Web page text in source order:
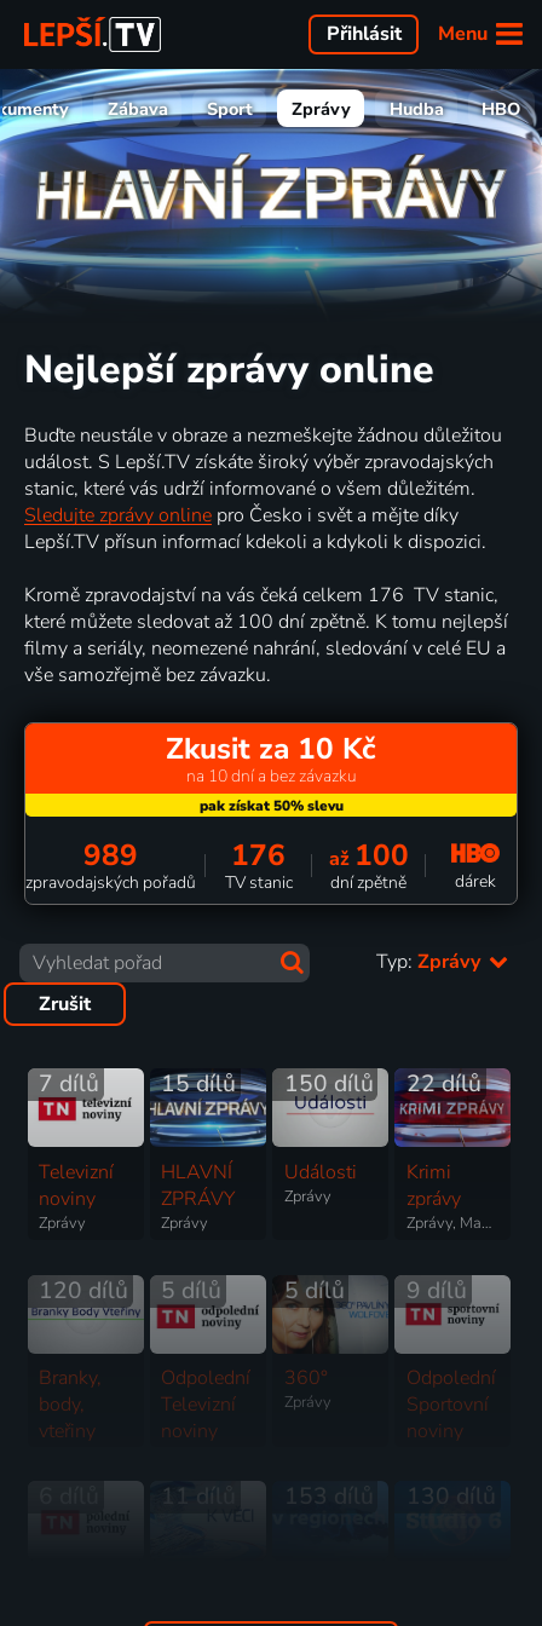
Menu
Přihlásit
Zábava Sport Zprávy Hudba HBO
Nejlepší zprávy online
Buďte neustále v obraze a nezmeškejte žádnou důležitou
událost. S Lepší.TV získáte široký výběr zpravodajských
stanic, které vás udrží informované o všem důležitém.
Sledujte zprávy online pro Česko i svět a mějte díky
Lepší.TV přísun informací kdekoli a kdykoli k dispozici.
Kromě zpravodajství na vás čeká celkem 176 TV stanic,
které můžete sledovat až 100 dní zpětně. K tomu nejlepší
filmy a seriály, neomezené nahrání, sledování v celé EU a
vše samozřejmě bez závazku.
Zkusit za 10 Kč
na 10 dní a bez závazku
989
zpravodajských pořadů
176
TV stanic
až 100
dní zpětně dárek
Typ: Zprávy
Zrušit
7 dílů
Televizní
noviny
Zprávy
15 dílů
HLAVNÍ
ZPRÁVY
Zprávy
150 dílů
Události
Zprávy
22 dílů
Krimi
zprávy
Zprávy, Magazín
120 dílů
Branky,
body,
vteřiny
5 dílů
Odpolední
Televizní
noviny
5 dílů
360°
Zprávy
9 dílů
Odpolední
Sportovní
noviny
11 dílů 153 dílů 130 dílů